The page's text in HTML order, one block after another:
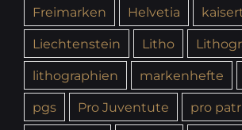
Freimarken
Helvetia
Liechtenstein
Litho
lithographien
markenhefte
pgs
Pro Juventute pro